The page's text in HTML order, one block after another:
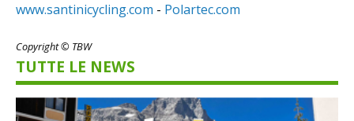
www.santinicycling.com - Polartec.com
Copyright © TBW
TUTTE LE NEWS